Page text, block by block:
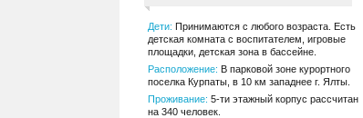
Дети: Принимаются с любого возраста. Есть
детская комната с воспитателем, игровые
площадки, детская зона в бассейне.
Расположение: В парковой зоне курортного
поселка Курпаты, в 10 км западнее г. Ялты.
Проживание: 5-ти этажный корпус рассчитан
на 340 человек.